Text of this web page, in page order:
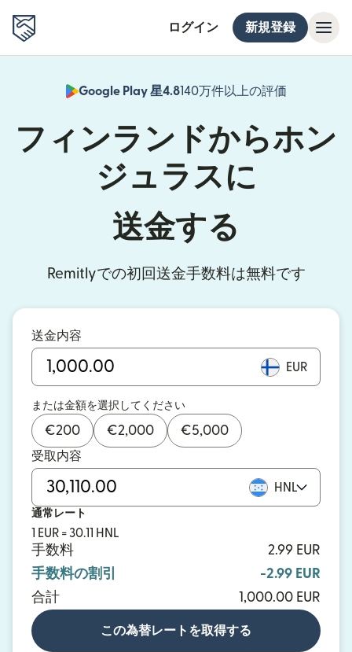
ログイン 新規登録
Google Play 星4.8140万件以上の評価
（別ウィン
フィンランドからホン
ジュラスに
送金する
Remitlyでの初回送金手数料は無料です
送金内容
EUR
または金額を選択してください
€200 €2,000 €5,000
受取内容
HNL
通常レート
1 EUR = 30.11 HNL
手数料
2.99 EUR
手数料の割引
-2.99 EUR
合計
1,000.00 EUR
この為替レートを取得する